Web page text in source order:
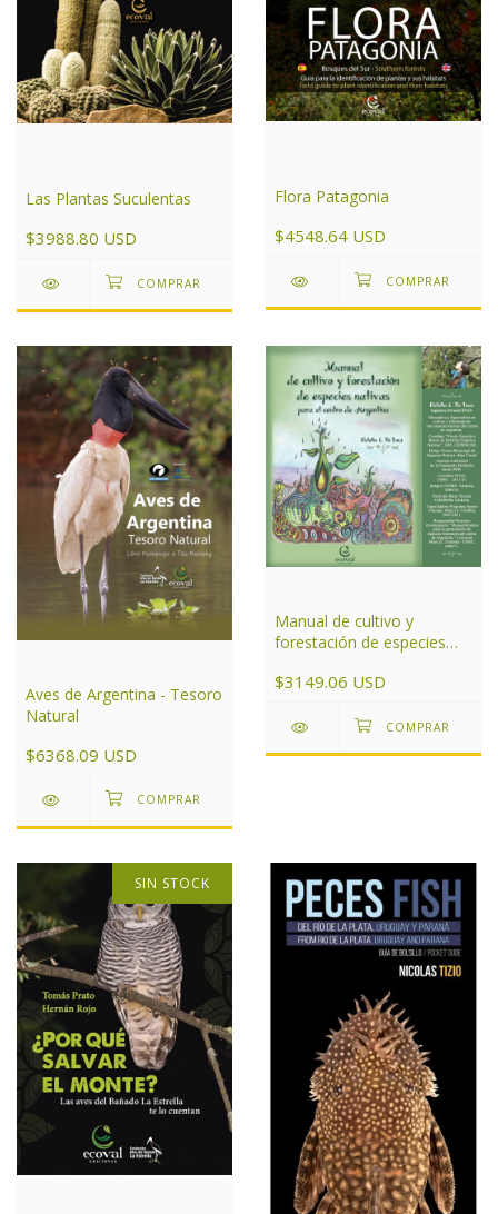
Las Plantas Suculentas
$3988.80 USD
Flora Patagonia
$4548.64 USD
Aves de Argentina - Tesoro
Natural
$6368.09 USD
Manual de cultivo y
forestación de especies
Argentina
$3149.06 USD
SIN STOCK